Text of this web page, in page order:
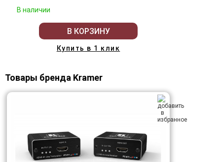
В наличии
В КОРЗИНУ
Купить в 1 клик
Товары бренда Kramer